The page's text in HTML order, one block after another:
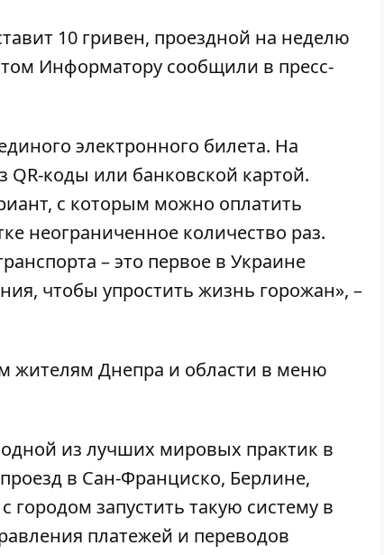
10 гривен, проездной на неделю
Информатору сообщили в пресс-
электронного билета. На
QR-коды или банковской картой.
с которым можно оплатить
неограниченное количество раз.
– это первое в Украине
чтобы упростить жизнь горожан», –
жителям Днепра и области в меню
из лучших мировых практик в
в Сан-Франциско, Берлине,
запустить такую систему в
платежей и переводов